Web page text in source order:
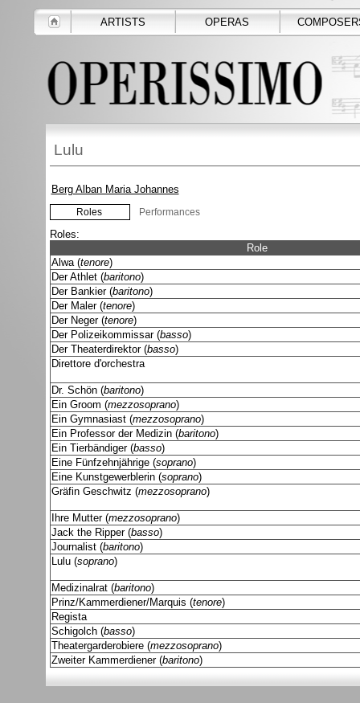
ARTISTS OPERAS
Lulu
Berg Alban Maria Johannes
Roles Performances
Roles:
Role
Alwa (tenore)
Der Athlet (baritono)
Der Bankier (baritono)
Der Maler (tenore)
Der Neger (tenore)
Der Polizeikommissar (basso)
Der Theaterdirektor (basso)
Direttore d'orchestra
Dr. Schön (baritono)
Ein Groom (mezzosoprano)
Ein Gymnasiast (mezzosoprano)
Ein Professor der Medizin (baritono)
Ein Tierbändiger (basso)
Eine Fünfzehnjährige (soprano)
Eine Kunstgewerblerin (soprano)
Gräfin Geschwitz (mezzosoprano)
Ihre Mutter (mezzosoprano)
Jack the Ripper (basso)
Journalist (baritono)
Lulu (soprano)
Medizinalrat (baritono)
Prinz/Kammerdiener/Marquis (tenore)
Regista
Schigolch (basso)
Theatergarderobiere (mezzosoprano)
Zweiter Kammerdiener (baritono)